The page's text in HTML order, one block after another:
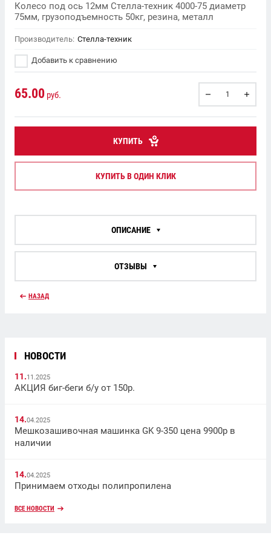
НОВОСТИ
11.11.2025
АКЦИЯ биг-беги б/у от 150р.
14.04.2025
Мешкозашивочная машинка GK 9-350 цена 9900р в
наличии
14.04.2025
Принимаем отходы полипропилена
ВСЕ НОВОСТИ
Колесо под ось 12мм Стелла-техник 4000-75 диаметр
75мм, грузоподъемность 50кг, резина, металл
Производитель: Стелла-техник
Добавить к сравнению
65.00 руб.
КУПИТЬ
КУПИТЬ В ОДИН КЛИК
ОПИСАНИЕ
ОТЗЫВЫ
НАЗАД